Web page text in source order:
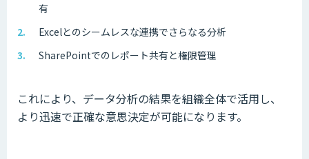
有
Excelとのシームレスな連携でさらなる分析
SharePointでのレポート共有と権限管理
これにより、データ分析の結果を組織全体で活用し、
より迅速で正確な意思決定が可能になります。